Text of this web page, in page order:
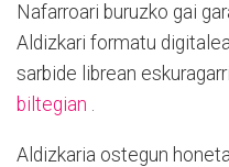
Nafarroari buruzko gai
Aldizkari formatu
sarbide librean
biltegian .
Aldizkaria ostegun